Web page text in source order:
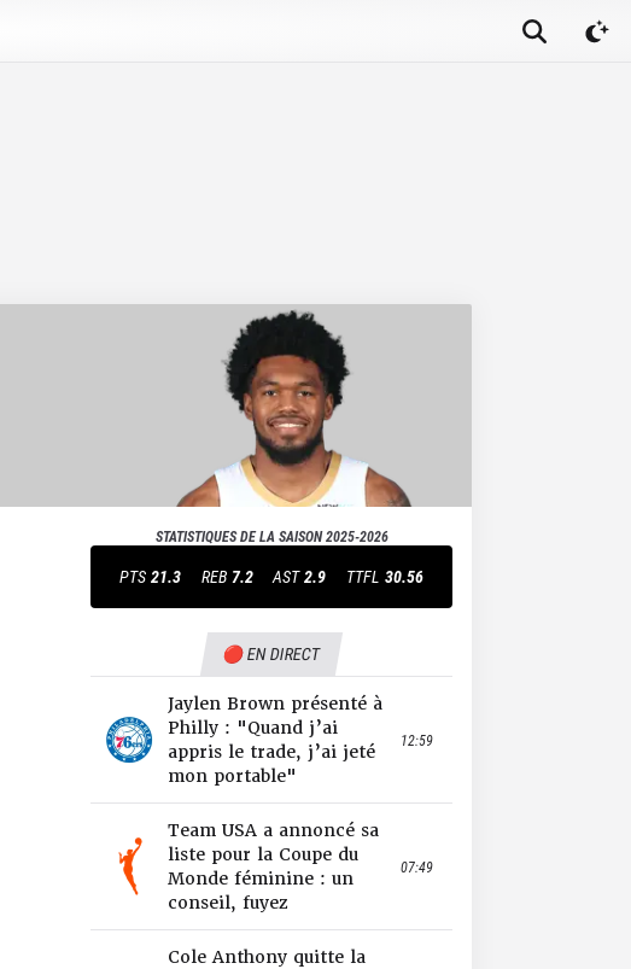
STATISTIQUES DE LA SAISON2025-2026
PTS 21.3 REB 7.2 AST 2.9 TTFL 30.56
🔴 EN DIRECT
Jaylen Brown présenté à
Philly : "Quand j’ai
appris le trade, j’ai jeté
mon portable"
12:59
Team USA a annoncé sa
liste pour la Coupe du
Monde féminine : un
conseil, fuyez
07:49
Cole Anthony quitte la